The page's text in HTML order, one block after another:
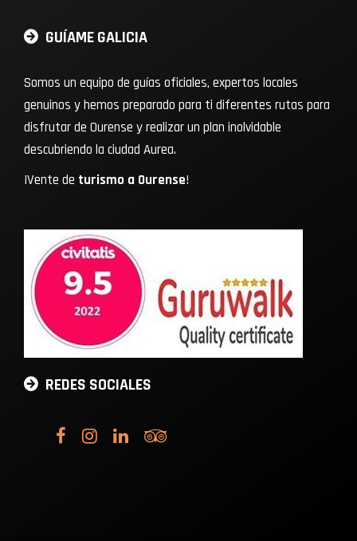
GUÍAME GALICIA
Somos un equipo de guías oficiales, expertos locales
genuinos y hemos preparado para ti diferentes rutas para
disfrutar de Ourense y realizar un plan inolvidable
descubriendo la ciudad Aurea.
¡Vente de turismo a Ourense!
REDES SOCIALES